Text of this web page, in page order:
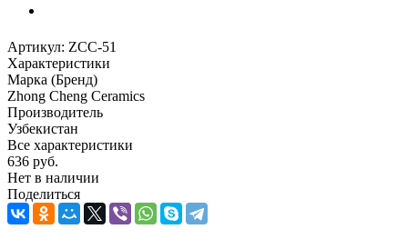
Артикул: ZCC-51
Характеристики
Марка (Бренд)
Zhong Cheng Ceramics
Производитель
Узбекистан
Все характеристики
636 руб.
Нет в наличии
Поделиться